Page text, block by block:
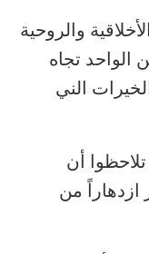
والروحية
الواحد تجاه
الني
أن
ازدهاراً من